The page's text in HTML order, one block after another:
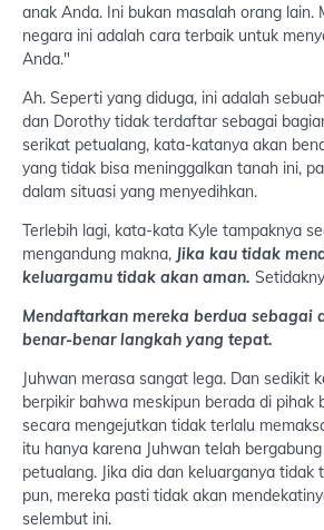
anak Anda. Ini bukan masalah orang lain.
negara ini adalah cara terbaik untuk
Anda."
Ah. Seperti yang diduga, ini adalah
dan Dorothy tidak terdaftar sebagai
serikat petualang, kata-katanya akan
yang tidak bisa meninggalkan tanah ini,
dalam situasi yang menyedihkan.
Terlebih lagi, kata-kata Kyle tampaknya
mengandung makna, Jika kau tidak
keluargamu tidak akan aman.
Mendaftarkan mereka berdua sebagai
benar-benar langkah yang tepat.
Juhwan merasa sangat lega. Dan sedikit
berpikir bahwa meskipun berada di pihak
secara mengejutkan tidak terlalu
itu hanya karena Juhwan telah
petualang. Jika dia dan keluarganya tidak
pun, mereka pasti tidak akan
selembut ini.